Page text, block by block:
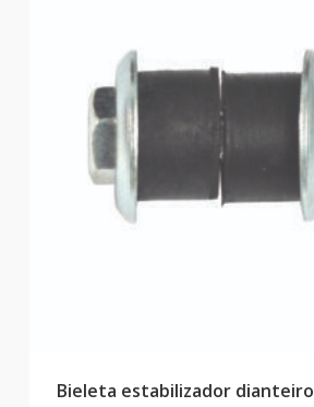
Bieleta estabilizador dianteiro